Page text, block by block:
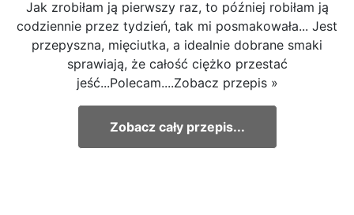
Jak zrobiłam ją pierwszy raz, to później robiłam ją
codziennie przez tydzień, tak mi posmakowała... Jest
przepyszna, mięciutka, a idealnie dobrane smaki
sprawiają, że całość ciężko przestać
jeść...Polecam....Zobacz przepis »
Zobacz cały przepis...